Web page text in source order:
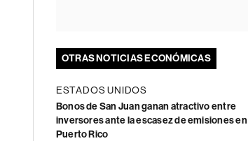
OTRAS NOTICIAS ECONÓMICAS
ESTADOS UNIDOS
Bonos de San Juan ganan atractivo entre
inversores ante la escasez de emisiones en
Puerto Rico